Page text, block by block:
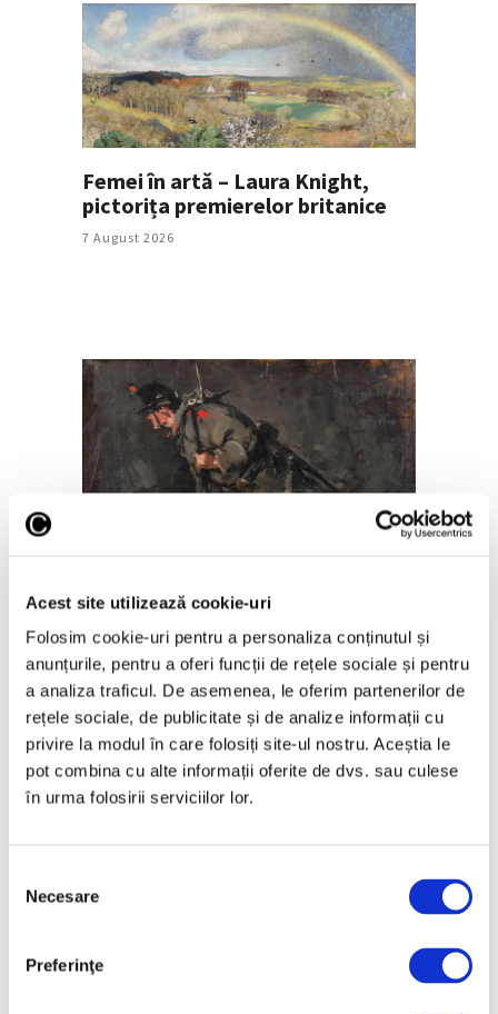
Acest site utilizează cookie-uri
Folosim cookie-uri pentru a personaliza conținutul și
anunțurile, pentru a oferi funcții de rețele sociale și pentru
a analiza traficul. De asemenea, le oferim partenerilor de
rețele sociale, de publicitate și de analize informații cu
privire la modul în care folosiți site-ul nostru. Aceștia le
pot combina cu alte informații oferite de dvs. sau culese
în urma folosirii serviciilor lor.
consimțământului
Necesare
Preferinţe
Femei în artă – Laura Knight,
pictorița premierelor britanice
7 August 2026
Prima retrospectivă completă în
5 August 2026